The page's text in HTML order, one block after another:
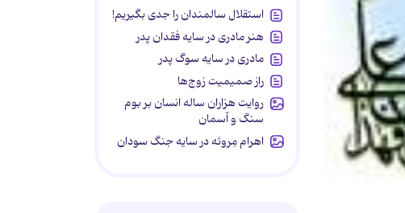
استقلال سالمندان را جدی بگیریم!
هنر مادری در سایه‌ فقدان پدر
مادری در سایه سوگ پدر
راز صمیمیت زوج‌ها
روایت هزاران ساله انسان بر بوم
سنگ و آسمان
اهرام مِروئه در سایه جنگ سودان